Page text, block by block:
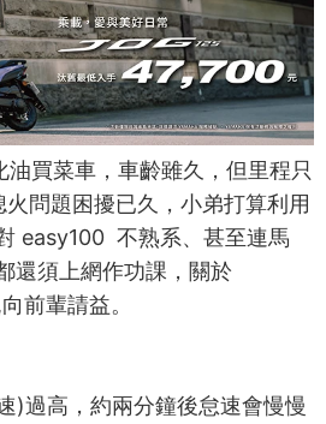
買菜車，車齡雖久，但里程只
問題困擾已久，小弟打算利用
easy100 不熟系、甚至連馬
還須上網作功課，關於
前輩請益。
)過高，約兩分鐘後怠速會慢慢